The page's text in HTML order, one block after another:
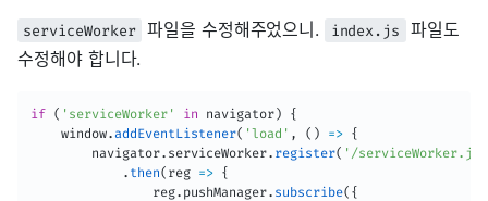
serviceWorker 파일을 수정해주었으니. index.js
파일도
수정해야 합니다.
if ( 'serviceWorker' in navigator)
{
    window
.addEventListener( 'load' , ( ) => {
        navigator
. serviceWorker. register( '/serviceWorker.js'
. then( reg => {
                reg
. pushManager. subscribe( {